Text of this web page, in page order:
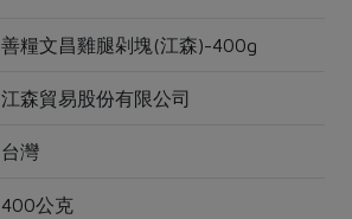
善糧文昌雞腿剁塊(江森)-400g
江森貿易股份有限公司
台灣
400公克